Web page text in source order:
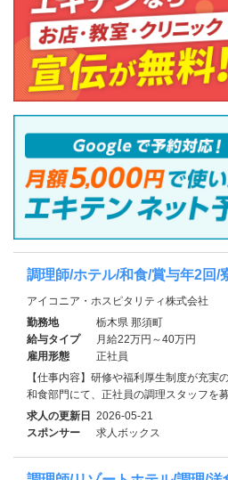
調理師/ホテル/和食/賞与年2回/
アイコニア・ホスピタリティ株式会社
勤務地
栃木県 那須町
給与タイプ
月給22万円～40万円
雇用形態
正社員
【仕事内容】研修や福利厚生制度が充実
和食部門にて、正社員の調理スタッフを
求人の更新日 2026-05-21
スポンサー
求人ボックス